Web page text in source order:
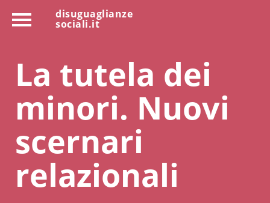
disuguaglianze
sociali.it
La tutela dei
minori. Nuovi
scernari
relazionali